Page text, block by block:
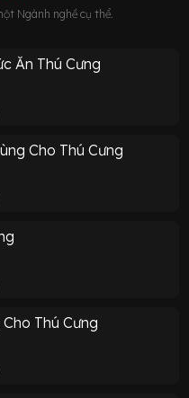
Ngành nghề cụ thể.
Ăn Thú Cưng
Cho Thú Cưng
Thú Cưng